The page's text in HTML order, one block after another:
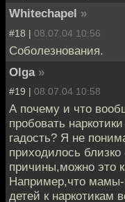
Whitechapel »
#18 | 08.07.04 10:56
Соболезнования.
Olga »
#19 | 08.07.04 10:58
А почему и что
пробовать
гадость? Я не
приходилось
причины,можно это
Например,что
детей к наркотикам